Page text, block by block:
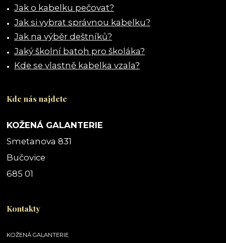
Jak o kabelku pečovat?
Jak si vybrat správnou kabelku?
Jak na výběr deštníků?
Jaký školní batoh pro školáka?
Kde se vlastně kabelka vzala?
Kde nás najdete
KOŽENÁ GALANTERIE
Smetanova 831
Bučovice
685 01
Kontakty
KOŽENÁ GALANTERIE